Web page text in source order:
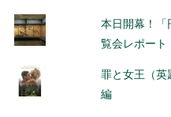
本日開幕！「
覧会レポート
罪と女王（英
編